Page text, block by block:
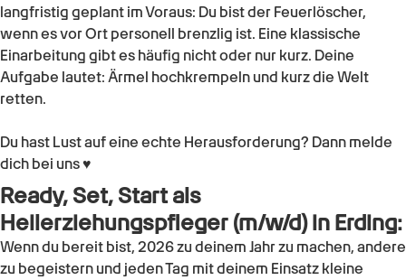
langfristig geplant im Voraus: Du bist der Feuerlöscher,
wenn es vor Ort personell brenzlig ist. Eine klassische
Einarbeitung gibt es häufig nicht oder nur kurz. Deine
Aufgabe lautet: Ärmel hochkrempeln und kurz die Welt
retten.
Du hast Lust auf eine echte Herausforderung? Dann melde
dich bei uns ♥
Ready, Set, Start als
Heilerziehungspfleger (m/w/d)in Erding:
Wenn du bereit bist, 2026 zu deinem Jahr zu machen, andere
zu begeistern und jeden Tag mit deinem Einsatz kleine